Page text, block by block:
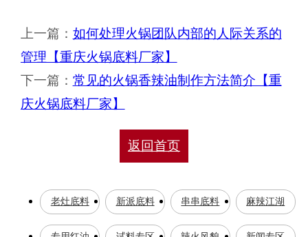
上一篇： 如何处理火锅团队内部的人际关系的
管理【重庆火锅底料厂家】
下一篇： 常见的火锅香辣油制作方法简介【重
庆火锅底料厂家】
返回首页
老灶底料 新派底料 串串底料 麻辣江湖